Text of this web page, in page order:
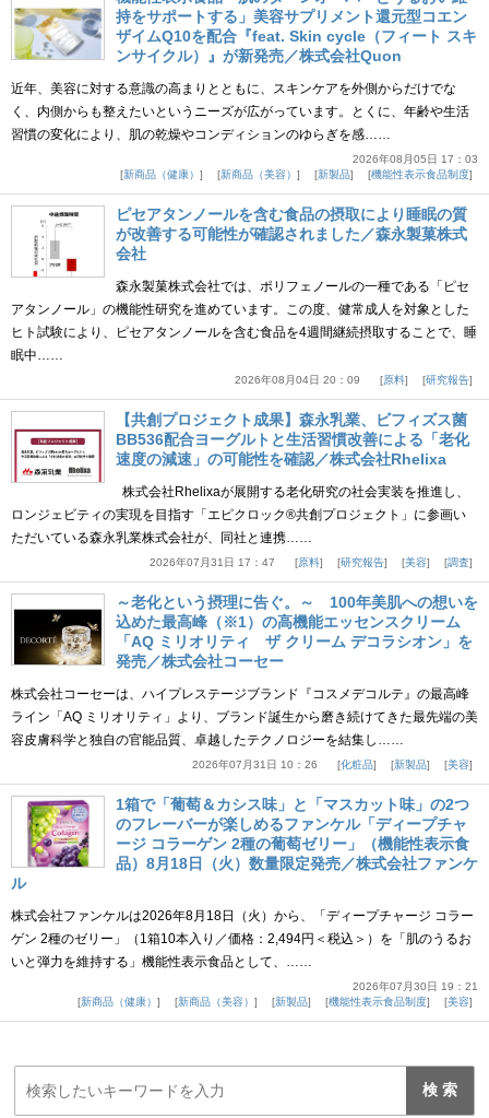
持をサポートする」美容サプリメント還元型コエン
ザイムQ10を配合『feat. Skin cycle（フィート スキ
ンサイクル）』が新発売／株式会社Quon
近年、美容に対する意識の高まりとともに、スキンケアを外側からだけでな
く、内側からも整えたいというニーズが広がっています。とくに、年齢や生活
習慣の変化により、肌の乾燥やコンディションのゆらぎを感……
2026年08月05日 17：03
新商品（健康）
新商品（美容） 新製品 機能性表示食品制度
ピセアタンノールを含む食品の摂取により睡眠の質
が改善する可能性が確認されました／森永製菓株式
会社
森永製菓株式会社では、ポリフェノールの一種である「ピセ
アタンノール」の機能性研究を進めています。この度、健常成人を対象とした
ヒト試験により、ピセアタンノールを含む食品を4週間継続摂取することで、睡
眠中……
2026年08月04日 20：09 原料 研究報告
【共創プロジェクト成果】森永乳業、ビフィズス菌
BB536配合ヨーグルトと生活習慣改善による「老化
速度の減速」の可能性を確認／株式会社Rhelixa
株式会社Rhelixaが展開する老化研究の社会実装を推進し、
ロンジェビティの実現を目指す「エピクロック®共創プロジェクト」に参画い
ただいている森永乳業株式会社が、同社と連携……
2026年07月31日 17：47 原料 研究報告 美容 調査
～老化という摂理に告ぐ。～ 100年美肌への想いを
込めた最高峰（※1）の高機能エッセンスクリーム
「AQ ミリオリティ ザ クリーム デコラシオン」を
発売／株式会社コーセー
株式会社コーセーは、ハイプレステージブランド『コスメデコルテ』の最高峰
ライン「AQ ミリオリティ」より、ブランド誕生から磨き続けてきた最先端の美
容皮膚科学と独自の官能品質、卓越したテクノロジーを結集し……
2026年07月31日 10：26 化粧品 新製品 美容
1箱で「葡萄＆カシス味」と「マスカット味」の2つ
のフレーバーが楽しめるファンケル「ディープチャ
ージ コラーゲン 2種の葡萄ゼリー」（機能性表示食
品）8月18日（火）数量限定発売／株式会社ファンケ
ル
株式会社ファンケルは2026年8月18日（火）から、「ディープチャージ コラー
ゲン 2種のゼリー」（1箱10本入り／価格：2,494円＜税込＞）を「肌のうるお
いと弾力を維持する」機能性表示食品として、……
2026年07月30日 19：21
新商品（健康）
新商品（美容） 新製品 機能性表示食品制度 美容